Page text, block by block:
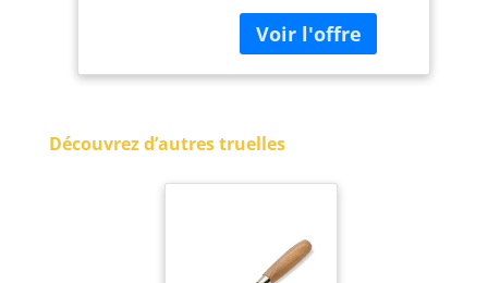
réfléchissant fièrement
fabriqué aux États-
Unis.
Découvrez d’autres truelles